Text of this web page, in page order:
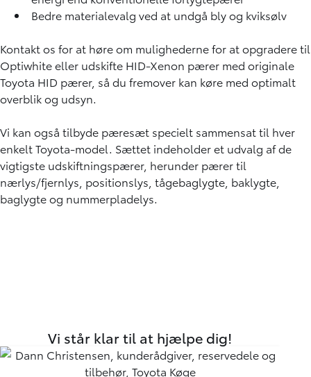
Bedre materialevalg ved at undgå bly og kviksølv
Kontakt os for at høre om mulighederne for at opgradere til
Optiwhite eller udskifte HID-Xenon pærer med originale
Toyota HID pærer, så du fremover kan køre med optimalt
overblik og udsyn.
Vi kan også tilbyde pæresæt specielt sammensat til hver
enkelt Toyota-model. Sættet indeholder et udvalg af de
vigtigste udskiftningspærer, herunder pærer til
nærlys/fjernlys, positionslys, tågebaglygte, baklygte,
baglygte og nummerpladelys.
Vi står klar til at hjælpe dig!